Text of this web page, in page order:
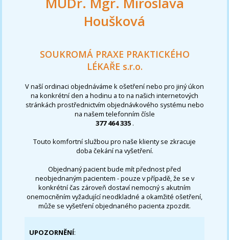
Houšková
SOUKROMÁ PRAXE PRAKTICKÉHO
LÉKAŘE s.r.o.
V naší ordinaci objednáváme k ošetření nebo pro jiný úkon
na konkrétní den a hodinu a to na našich internetových
stránkách prostřednictvím objednávkového systému nebo
na našem telefonním čísle
377 464 335 .
Touto komfortní službou pro naše klienty se zkracuje
doba čekání na vyšetření.
Objednaný pacient bude mít přednost před
neobjednaným pacientem - pouze v případě, že se v
konkrétní čas zároveň dostaví nemocný s akutním
onemocněním vyžadující neodkladné a okamžité ošetření,
může se vyšetření objednaného pacienta zpozdit.
UPOZORNĚNÍ: